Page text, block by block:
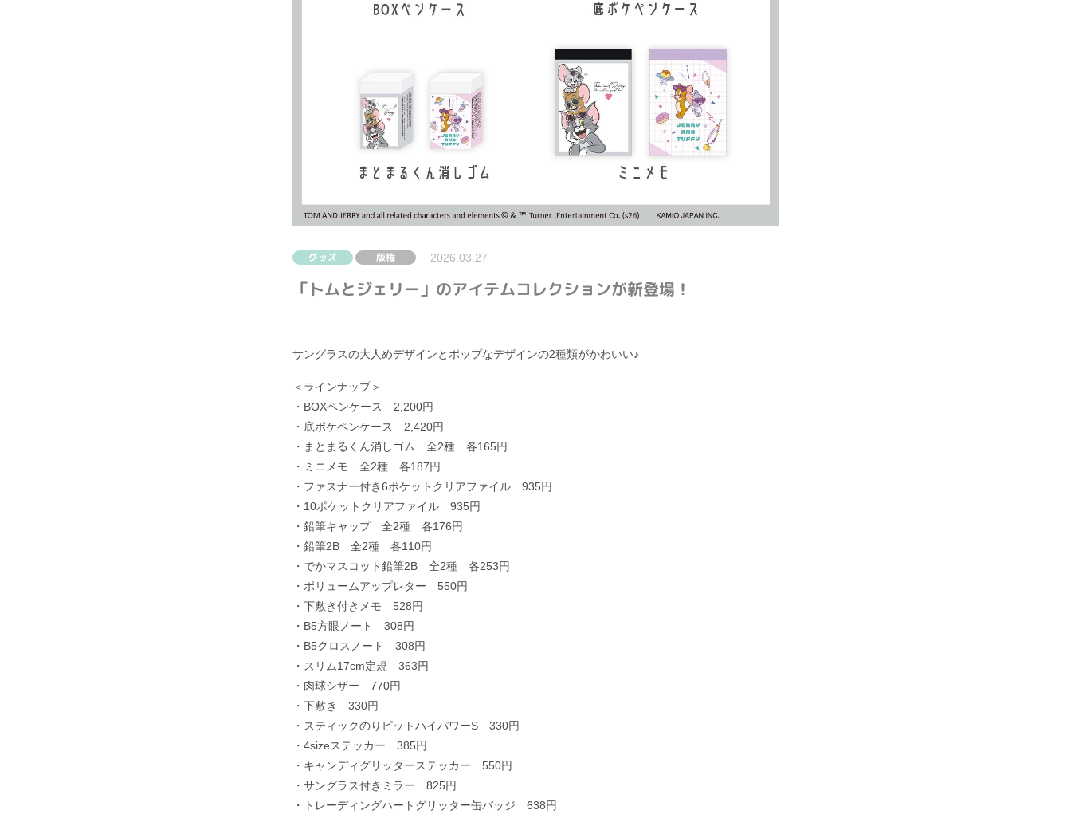
グッズ 版権 2026.03.27
「トムとジェリー」のアイテムコレクションが新登場！
サングラスの大人めデザインとポップなデザインの2種類がかわいい♪
＜ラインナップ＞
・BOXペンケース 2,200円
・底ポケペンケース 2,420円
・まとまるくん消しゴム 全2種 各165円
・ミニメモ 全2種 各187円
・ファスナー付き6ポケットクリアファイル 935円
・10ポケットクリアファイル 935円
・鉛筆キャップ 全2種 各176円
・鉛筆2B 全2種 各110円
・でかマスコット鉛筆2B 全2種 各253円
・ボリュームアップレター 550円
・下敷き付きメモ 528円
・B5方眼ノート 308円
・B5クロスノート 308円
・スリム17cm定規 363円
・肉球シザー 770円
・下敷き 330円
・スティックのりピットハイパワーS 330円
・4sizeステッカー 385円
・キャンディグリッターステッカー 550円
・サングラス付きミラー 825円
・トレーディングハートグリッター缶バッジ 638円